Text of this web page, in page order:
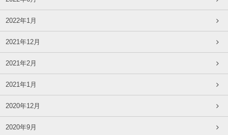
2022年1月
2021年12月
2021年2月
2021年1月
2020年12月
2020年9月